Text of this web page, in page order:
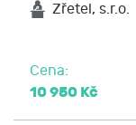
Zřetel, s.r.o.
Cena:
10 950 Kč